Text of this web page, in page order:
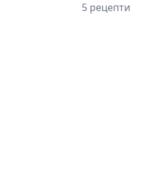
5 рецепти